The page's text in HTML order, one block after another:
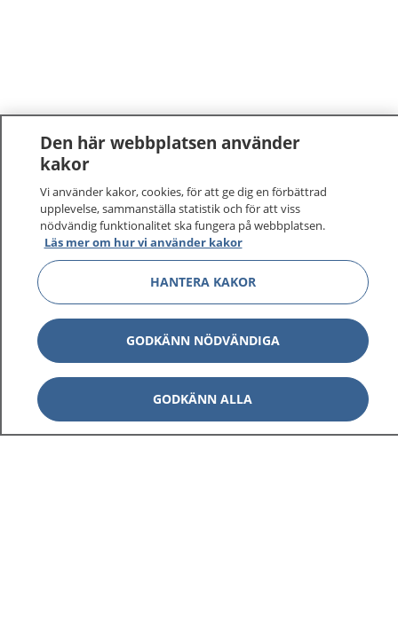
Den här webbplatsen använder
kakor
Vi använder kakor, cookies, för att ge dig en förbättrad
upplevelse, sammanställa statistik och för att viss
nödvändig funktionalitet ska fungera på webbplatsen.
Läs mer om hur vi använder kakor
HANTERA KAKOR
GODKÄNN NÖDVÄNDIGA
GODKÄNN ALLA